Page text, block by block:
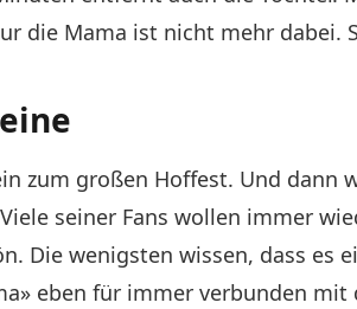
die Mama ist nicht mehr dabei.
zum großen Hoffest. Und
seiner Fans wollen immer
Die wenigsten wissen, dass
eben für immer verbunden